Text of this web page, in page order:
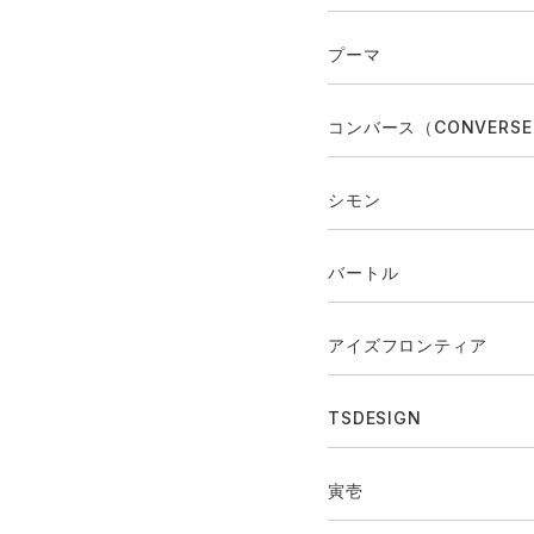
プーマ
コンバース（
シモン
バートル
アイズフロンティア
TSDESIGN
寅壱